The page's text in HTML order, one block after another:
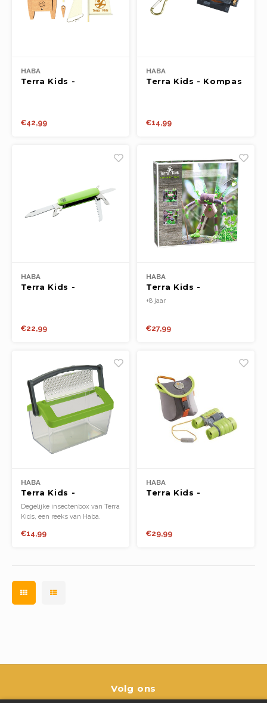
HABA
Terra Kids -
€42,99
HABA
Terra Kids - Kompas
€14,99
HABA
Terra Kids -
€22,99
HABA
Terra Kids -
Connectors
+8 jaar
€27,99
HABA
Terra Kids -
Insectenbox
Degelijke insectenbox van Terra
Kids, een reeks van Haba.
€14,99
HABA
Terra Kids -
€29,99
Volg ons